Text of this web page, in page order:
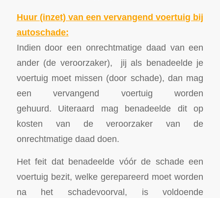
Huur (inzet) van een vervangend voertuig bij
autoschade:
Indien door een onrechtmatige daad van een
ander (de veroorzaker), jij als benadeelde je
voertuig moet missen (door schade), dan mag
een vervangend voertuig worden
gehuurd. Uiteraard mag benadeelde dit op
kosten van de veroorzaker van de
onrechtmatige daad doen.
Het feit dat benadeelde vóór de schade een
voertuig bezit, welke gerepareerd moet worden
na het schadevoorval, is voldoende